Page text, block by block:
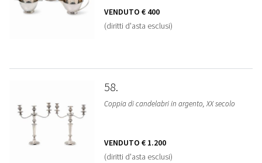
VENDUTO € 400
(diritti d'asta esclusi)
58
Coppia di candelabri in argento, XX secolo
VENDUTO € 1.200
(diritti d'asta esclusi)